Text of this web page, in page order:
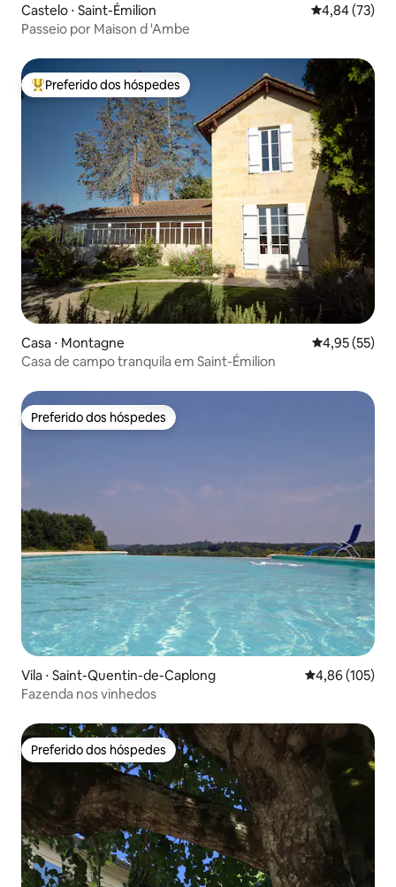
Castelo ⋅ Saint-Émilion 4,84 de uma
4,84 (73)
Passeio por Maison d 'Ambe
Entre os melhores preferidos dos hóspedes
Preferido dos hóspedes
Casa ⋅ Montagne 4,95 de uma
4,95 (55)
Casa de campo tranquila em Saint-Émilion
Preferido dos hóspedes
Preferido dos hóspedes
Vila ⋅ Saint-Quentin-de-Caplong 4,86 de uma
4,86 (105)
Fazenda nos vinhedos
Preferido dos hóspedes
Preferido dos hóspedes